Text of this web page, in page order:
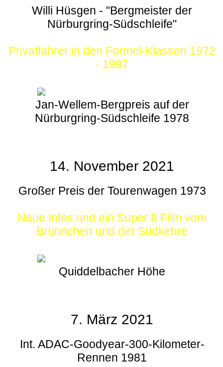
Willi Hüsgen - "Bergmeister der
Nürburgring-Südschleife"
Privatfahrer in den Formel-Klassen 1972
- 1987
Jan-Wellem-Bergpreis auf der
Nürburgring-Südschleife 1978
14. November 2021
Großer Preis der Tourenwagen 1973
Neue Infos und ein Super 8 Film vom
Brünnchen und der Südkehre
Quiddelbacher Höhe
7. März 2021
Int. ADAC-Goodyear-300-Kilometer-
Rennen 1981